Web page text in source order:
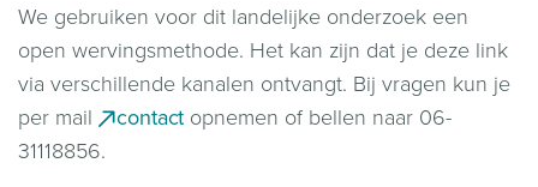
We gebruiken voor dit landelijke onderzoek een
open wervingsmethode. Het kan zijn dat je deze link
via verschillende kanalen ontvangt. Bij vragen kun je
per mail
contact opnemen of bellen naar 06-
31118856.